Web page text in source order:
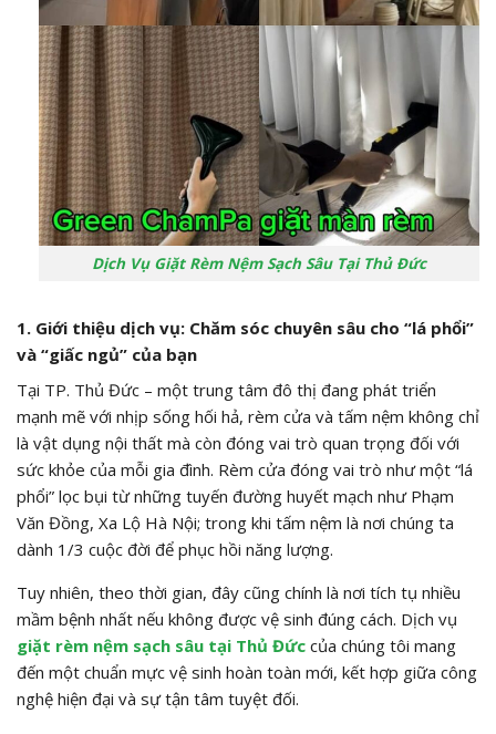
Dịch Vụ Giặt Rèm Nệm Sạch Sâu Tại Thủ Đức
1. Giới thiệu dịch vụ: Chăm sóc chuyên sâu cho “lá phổi”
và “giấc ngủ” của bạn
Tại TP. Thủ Đức – một trung tâm đô thị đang phát triển
mạnh mẽ với nhịp sống hối hả, rèm cửa và tấm nệm không chỉ
là vật dụng nội thất mà còn đóng vai trò quan trọng đối với
sức khỏe của mỗi gia đình. Rèm cửa đóng vai trò như một “lá
phổi” lọc bụi từ những tuyến đường huyết mạch như Phạm
Văn Đồng, Xa Lộ Hà Nội; trong khi tấm nệm là nơi chúng ta
dành 1/3 cuộc đời để phục hồi năng lượng.
Tuy nhiên, theo thời gian, đây cũng chính là nơi tích tụ nhiều
mầm bệnh nhất nếu không được vệ sinh đúng cách. Dịch vụ
giặt rèm nệm sạch sâu tại Thủ Đức của chúng tôi mang
đến một chuẩn mực vệ sinh hoàn toàn mới, kết hợp giữa công
nghệ hiện đại và sự tận tâm tuyệt đối.